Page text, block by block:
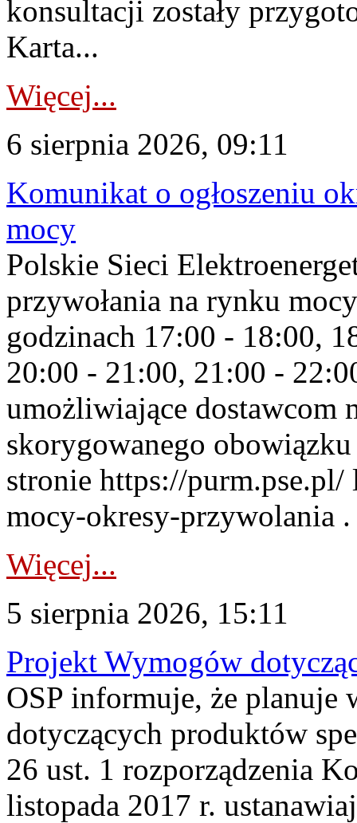
konsultacji zostały
Karta...
Więcej...
6 sierpnia 2026, 09:11
Komunikat o ogłoszeniu
mocy
Polskie Sieci
przywołania na rynku
godzinach 17:00 - 18:00,
20:00 - 21:00, 21:00 -
umożliwiające dostawcom
skorygowanego
stronie https://
mocy-okresy-przywolania
Więcej...
5 sierpnia 2026, 15:11
Projekt Wymogów
OSP informuje, że planuje
dotyczących produktów
26 ust. 1 rozporządzenia
listopada 2017 r.